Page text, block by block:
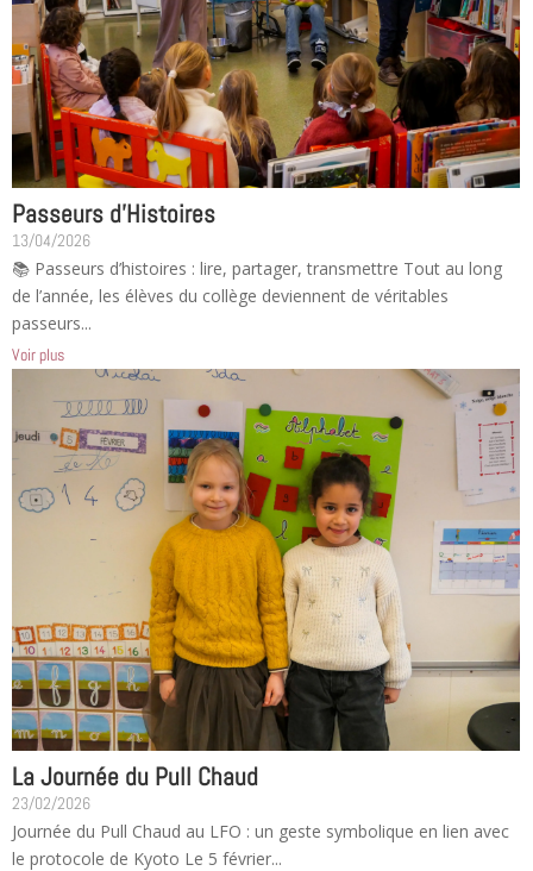
Passeurs d’Histoires
13/04/2026
📚 Passeurs d’histoires : lire, partager, transmettre Tout au long
de l’année, les élèves du collège deviennent de véritables
passeurs...
Voir plus
La Journée du Pull Chaud
23/02/2026
Journée du Pull Chaud au LFO : un geste symbolique en lien avec
le protocole de Kyoto Le 5 février...